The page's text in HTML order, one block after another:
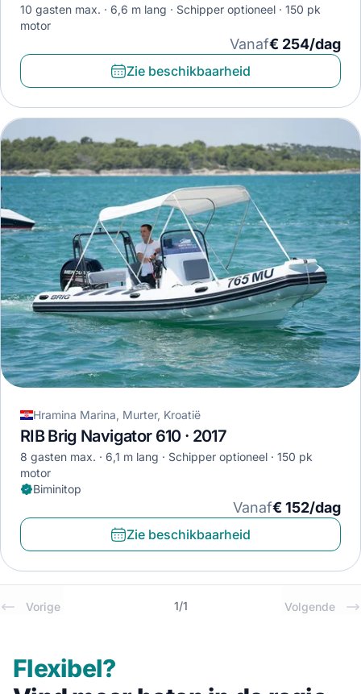
10 gasten max. 6,6 m lang Schipper optioneel
150 pk
motor
Vanaf€ 254/dag
Zie beschikbaarheid
Hramina Marina, Murter, Kroatië
RIB Brig Navigator 610 · 2017
8 gasten max. 6,1 m lang Schipper optioneel
150 pk
motor
Biminitop
Vanaf€ 152/dag
Zie beschikbaarheid
Vorige 1/1 Volgende
Flexibel?